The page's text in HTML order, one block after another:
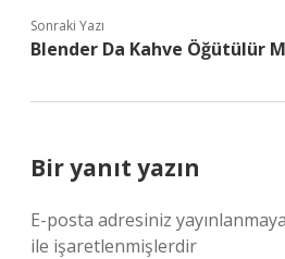
Sonraki Yazı
Blender Da Kahve Öğütülür
Bir yanıt yazın
E-posta adresiniz
ile işaretlenmişlerdir